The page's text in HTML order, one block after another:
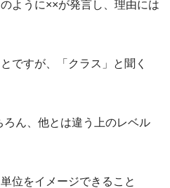
ように××が発言し、理由には
ですが、「クラス」と聞く
ろん、他とは違う上のレベル
位をイメージできること